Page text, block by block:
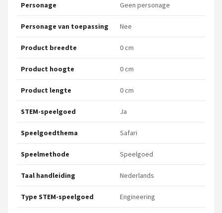
Personage Geen personage
Personage van toepassing Nee
Product breedte 0 cm
Product hoogte 0 cm
Product lengte 0 cm
STEM-speelgoed Ja
Speelgoedthema Safari
Speelmethode Speelgoed
Taal handleiding Nederlands
Type STEM-speelgoed Engineering